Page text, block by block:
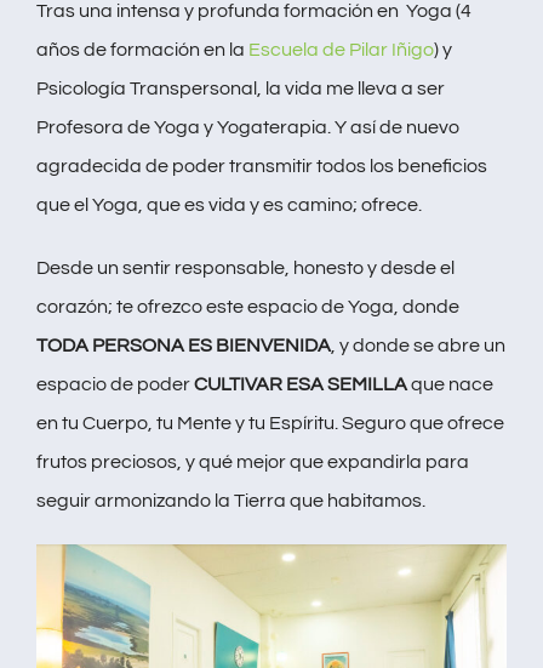
Tras una intensa y profunda formación en Yoga (4
años de formación en la Escuela de Pilar Iñigo) y
Psicología Transpersonal, la vida me lleva a ser
Profesora de Yoga y Yogaterapia. Y así de nuevo
agradecida de poder transmitir todos los beneficios
que el Yoga, que es vida y es camino; ofrece.
Desde un sentir responsable, honesto y desde el
corazón; te ofrezco este espacio de Yoga, donde
TODA PERSONA ES BIENVENIDA, y donde se abre un
espacio de poderCULTIVAR ESA SEMILLAque nace
en tu Cuerpo, tu Mente y tu Espíritu. Seguro que ofrece
frutos preciosos, y qué mejor que expandirla para
seguir armonizando la Tierra que habitamos.